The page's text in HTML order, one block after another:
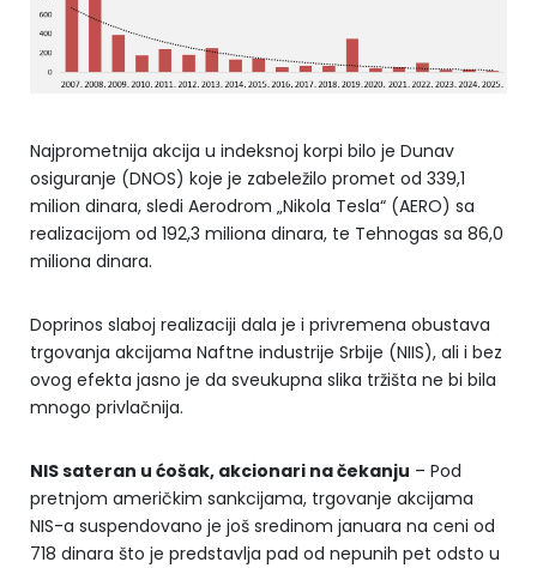
Najprometnija akcija u indeksnoj korpi bilo je Dunav
osiguranje (DNOS) koje je zabeležilo promet od 339,1
milion dinara, sledi Aerodrom „Nikola Tesla“ (AERO) sa
realizacijom od 192,3 miliona dinara, te Tehnogas sa 86,0
miliona dinara.
Doprinos slaboj realizaciji dala je i privremena obustava
trgovanja akcijama Naftne industrije Srbije (NIIS), ali i bez
ovog efekta jasno je da sveukupna slika tržišta ne bi bila
mnogo privlačnija.
NIS sateran u ćošak, akcionari na čekanju – Pod
pretnjom američkim sankcijama, trgovanje akcijama
NIS-a suspendovano je još sredinom januara na ceni od
718 dinara što je predstavlja pad od nepunih pet odsto u